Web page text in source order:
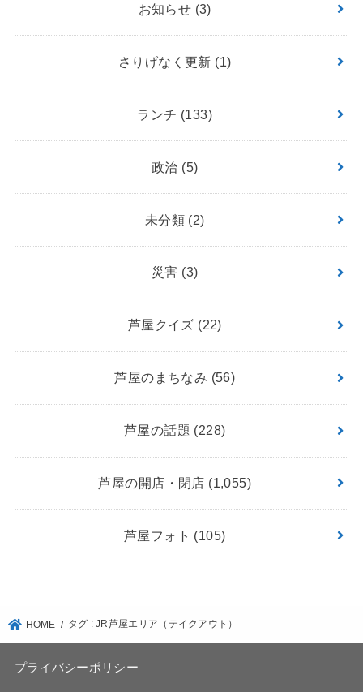
お知らせ (3)
さりげなく更新 (1)
ランチ (133)
政治 (5)
未分類 (2)
災害 (3)
芦屋クイズ (22)
芦屋のまちなみ (56)
芦屋の話題 (228)
芦屋の開店・閉店 (1,055)
芦屋フォト (105)
HOME タグ : JR芦屋エリア（テイクアウト）
プライバシーポリシー